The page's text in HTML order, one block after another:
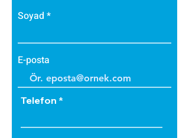
Soyad
E-posta
Telefon